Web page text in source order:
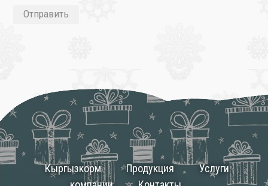
Кыргызкорм Продукция
Услуги